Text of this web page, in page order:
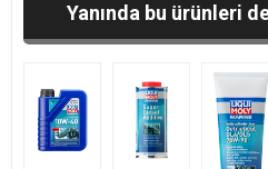
Yanında bu ürünleri